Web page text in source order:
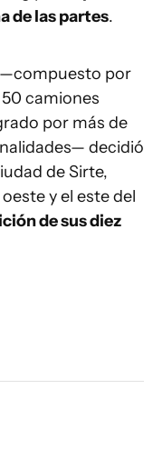
de las partes.
—compuesto por
camiones
por más de
decidió
de Sirte,
y el este del
de sus diez